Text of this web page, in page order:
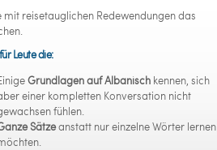
mit reisetauglichen Redewendungen das
Leute die:
Grundlagen auf Albanisch kennen, sich
einer kompletten Konversation nicht
fühlen.
Sätzeanstatt nur einzelne Wörter lernen